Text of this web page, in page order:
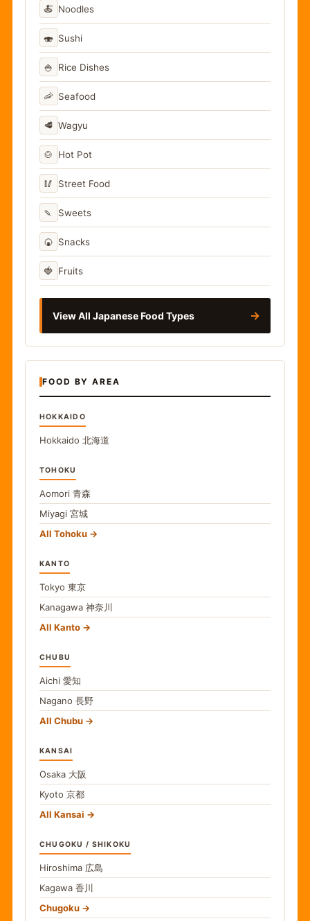
🍝 Noodles
🍣 Sushi
🍚 Rice Dishes
🦐 Seafood
🥩 Wagyu
🍲 Hot Pot
🥢 Street Food
🍡 Sweets
🍘 Snacks
🍓 Fruits
View All Japanese Food Types →
FOOD BY AREA
HOKKAIDO
Hokkaido 北海道
TOHOKU
Aomori 青森
Miyagi 宮城
All Tohoku
KANTO
Tokyo 東京
Kanagawa 神奈川
All Kanto
CHUBU
Aichi 愛知
Nagano 長野
All Chubu
KANSAI
Osaka 大阪
Kyoto 京都
All Kansai
CHUGOKU / SHIKOKU
Hiroshima 広島
Kagawa 香川
Chugoku